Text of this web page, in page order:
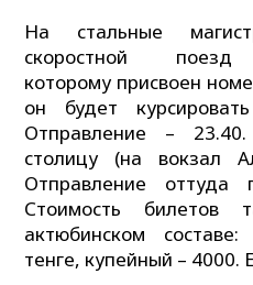
На стальные
скоростной поезд
которому присвоен
он будет
Отправление –
столицу (на вокзал
Отправление оттуда
Стоимость
актюбинском
тенге, купейный – 4000.